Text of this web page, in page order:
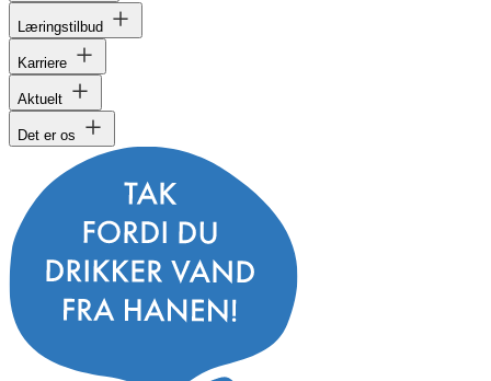
Læringstilbud
Karriere
Aktuelt
Det er os